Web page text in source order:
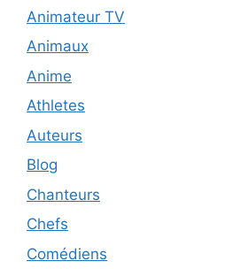
Animateur TV
Animaux
Anime
Athletes
Auteurs
Blog
Chanteurs
Chefs
Comédiens